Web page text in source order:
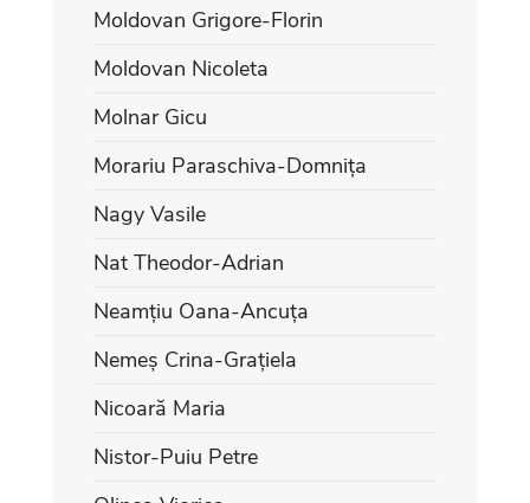
Moldovan Grigore-Florin
Moldovan Nicoleta
Molnar Gicu
Morariu Paraschiva-Domnița
Nagy Vasile
Nat Theodor-Adrian
Neamțiu Oana-Ancuța
Nemeș Crina-Grațiela
Nicoară Maria
Nistor-Puiu Petre